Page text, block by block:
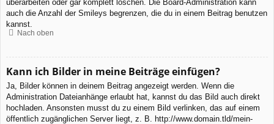
überarbeiten oder gar komplett löschen. Die Board-Administration kann
auch die Anzahl der Smileys begrenzen, die du in einem Beitrag benutzen
kannst.
Nach oben
Kann ich Bilder in meine Beiträge einfügen?
Ja, Bilder können in deinem Beitrag angezeigt werden. Wenn die
Administration Dateianhänge erlaubt hat, kannst du das Bild auch direkt
hochladen. Ansonsten musst du zu einem Bild verlinken, das auf einem
öffentlich zugänglichen Server liegt, z. B. http://www.domain.tld/mein-